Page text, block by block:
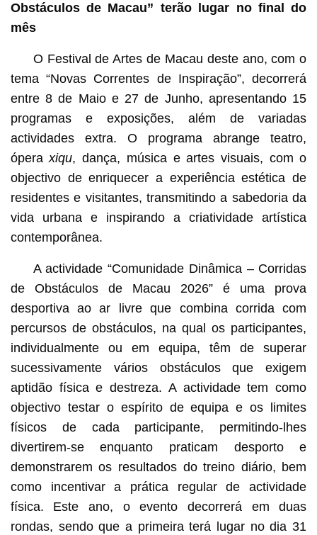
Obstáculos de Macau” terão lugar no final do
mês
O Festival de Artes de Macau deste ano, com o
tema “Novas Correntes de Inspiração”, decorrerá
entre 8 de Maio e 27 de Junho, apresentando 15
programas e exposições, além de variadas
actividades extra. O programa abrange teatro,
óperaxiqu, dança, música e artes visuais, com o
objectivo de enriquecer a experiência estética de
residentes e visitantes, transmitindo a sabedoria da
vida urbana e inspirando a criatividade artística
contemporânea.
A actividade “Comunidade Dinâmica – Corridas
de Obstáculos de Macau 2026” é uma prova
desportiva ao ar livre que combina corrida com
percursos de obstáculos, na qual os participantes,
individualmente ou em equipa, têm de superar
sucessivamente vários obstáculos que exigem
aptidão física e destreza. A actividade tem como
objectivo testar o espírito de equipa e os limites
físicos de cada participante, permitindo-lhes
divertirem-se enquanto praticam desporto e
demonstrarem os resultados do treino diário, bem
como incentivar a prática regular de actividade
física. Este ano, o evento decorrerá em duas
rondas, sendo que a primeira terá lugar no dia 31